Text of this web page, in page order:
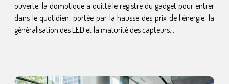
ouverte, la domotique a quitté le registre du gadget pour entrer
dans le quotidien, portée par la hausse des prix de l’énergie, la
généralisation des LED et la maturité des capteurs....